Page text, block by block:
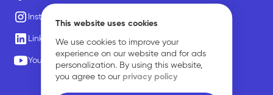
This website uses cookies
We use cookies to improve your
experience on our website and for ads
personalization. By using this website,
you agree to our privacy policy
Instagram
LinkedIn
Youtube